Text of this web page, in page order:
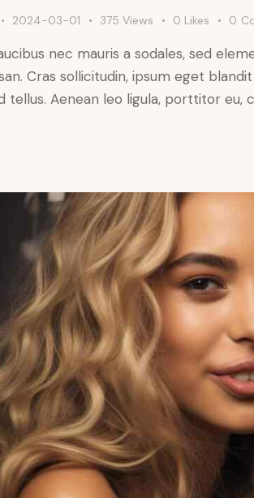
2024-03-01 375 Views 0 Likes 0
nec mauris a sodales, sed
Cras sollicitudin, ipsum eget
tellus. Aenean leo ligula, porttitor eu,